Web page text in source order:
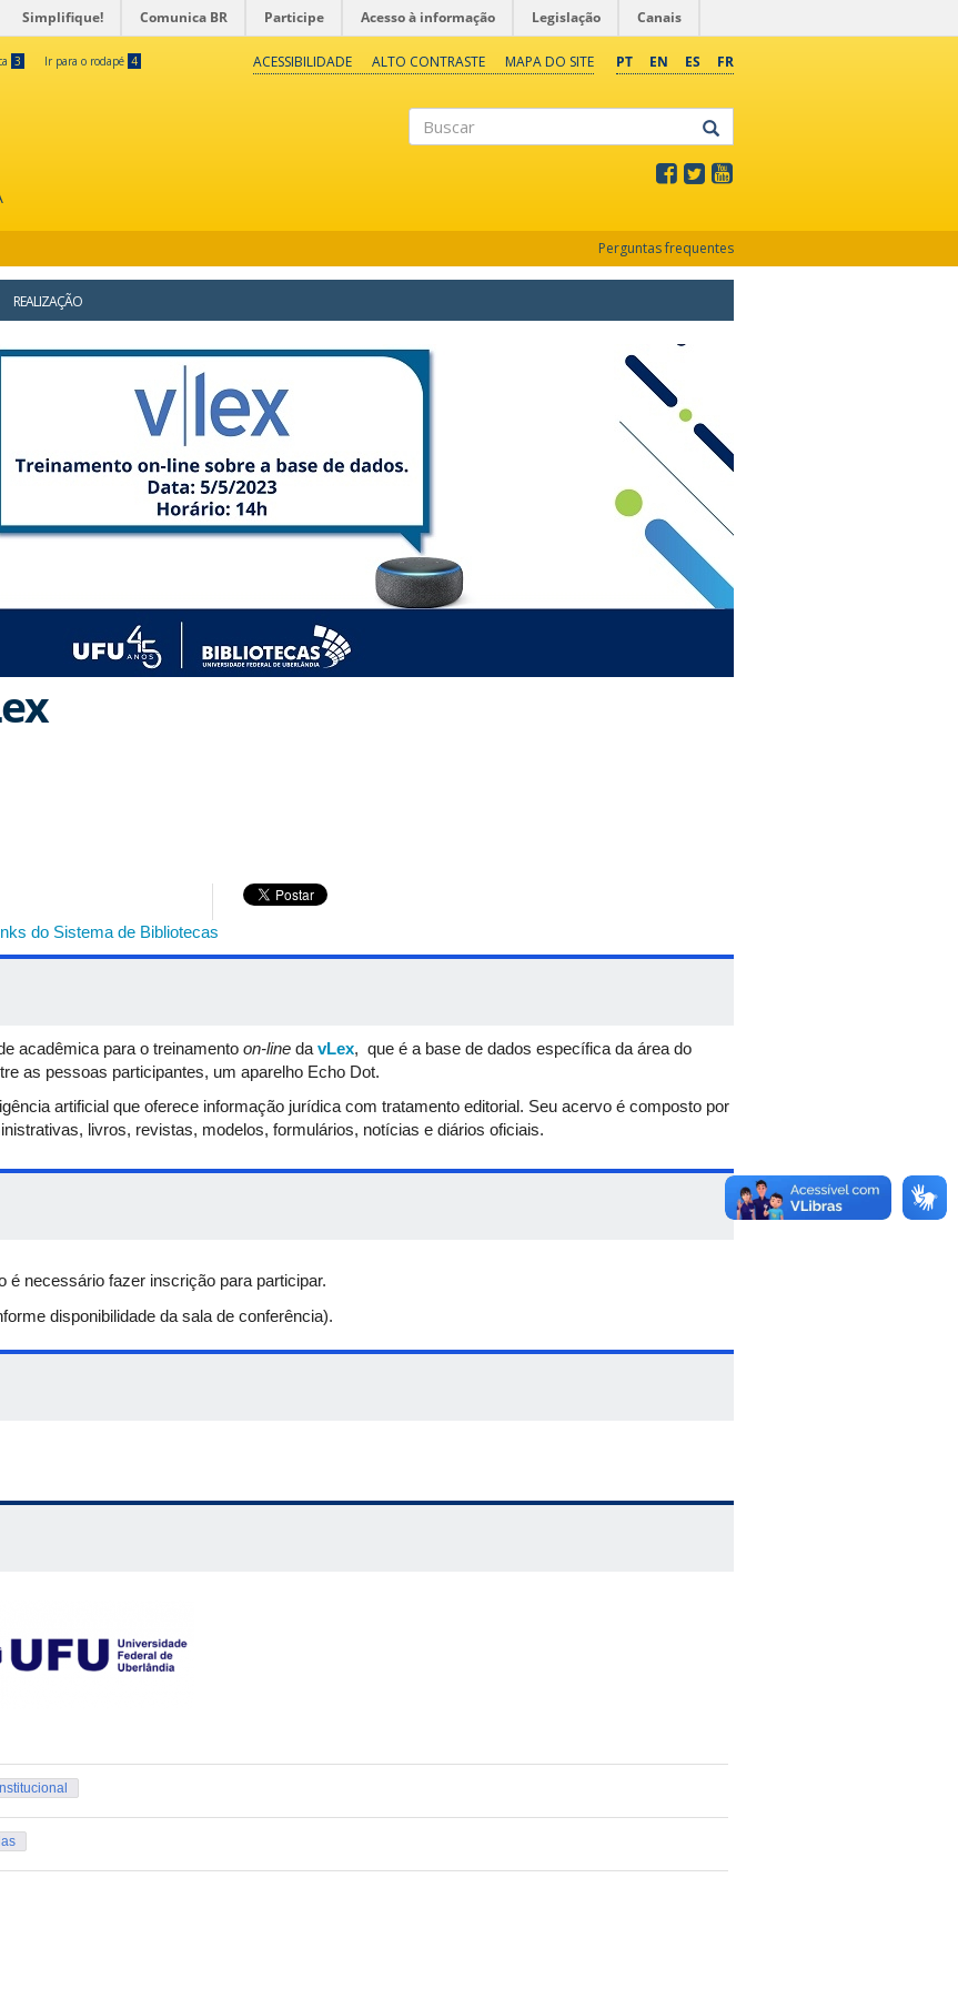
Simplifique! Comunica BR Participe Acesso à informação Legislação Canais
3 Ir para o rodapé 4 PT EN ES FR
ACESSIBILIDADE ALTO CONTRASTE MAPA DO SITE
Perguntas frequentes
REALIZAÇÃO
do Sistema de Bibliotecas
acadêmica para o treinamento on-line da vLex, que é a base de dados específica da área do
as pessoas participantes, um aparelho Echo Dot.
artificial que oferece informação jurídica com tratamento editorial. Seu acervo é composto por
livros, revistas, modelos, formulários, notícias e diários oficiais.
necessário fazer inscrição para participar.
disponibilidade da sala de conferência).